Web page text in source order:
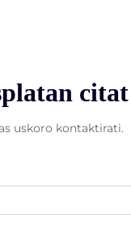
citat
uskoro kontaktirati.